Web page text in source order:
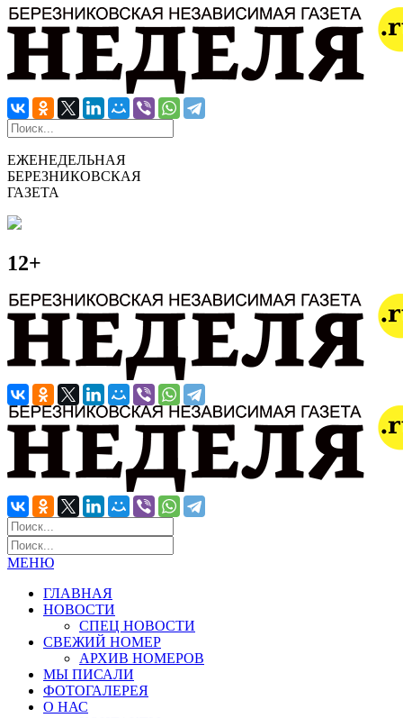
ЕЖЕНЕДЕЛЬНАЯ
БЕРЕЗНИКОВСКАЯ
ГАЗЕТА
12+
МЕНЮ
ГЛАВНАЯ
НОВОСТИ
СПЕЦ НОВОСТИ
СВЕЖИЙ НОМЕР
АРХИВ НОМЕРОВ
МЫ ПИСАЛИ
ФОТОГАЛЕРЕЯ
О НАС